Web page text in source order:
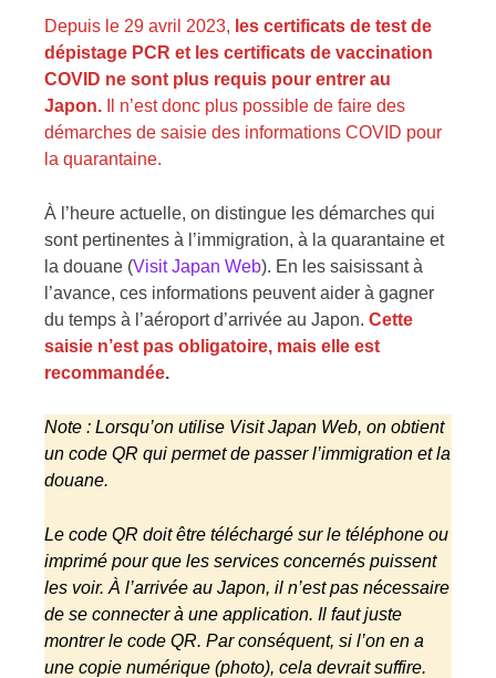
Depuis le 29 avril 2023, les certificats de test de
dépistage PCR et les certificats de vaccination
COVID ne sont plus requis pour entrer au
Japon. Il n’est donc plus possible de faire des
démarches de saisie des informations COVID pour
la quarantaine.
À l’heure actuelle, on distingue les démarches qui
sont pertinentes à l’immigration, à la quarantaine et
la douane (Visit Japan Web). En les saisissant à
l’avance, ces informations peuvent aider à gagner
du temps à l’aéroport d’arrivée au Japon. Cette
saisie n’est pas obligatoire, mais elle est
recommandée.
Note : Lorsqu’on utilise Visit Japan Web, on obtient
un code QR qui permet de passer l’immigration et la
douane.
Le code QR doit être téléchargé sur le téléphone ou
imprimé pour que les services concernés puissent
les voir. À l’arrivée au Japon, il n’est pas nécessaire
de se connecter à une application. Il faut juste
montrer le code QR. Par conséquent, si l’on en a
une copie numérique (photo), cela devrait suffire.